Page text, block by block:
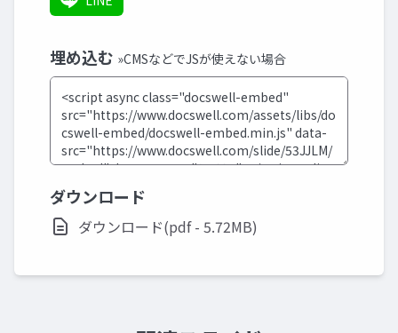
埋め込む »CMSなどでJSが使えない場合
ダウンロード
ダウンロード(pdf - 5.72MB)